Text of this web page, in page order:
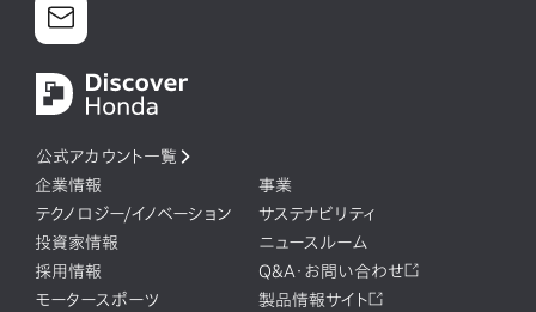
公式アカウント一覧
企業情報
事業
テクノロジー/イノベーション
サステナビリティ
投資家情報
ニュースルーム
採用情報
Q&A・お問い合わせ
モータースポーツ
製品情報サイト